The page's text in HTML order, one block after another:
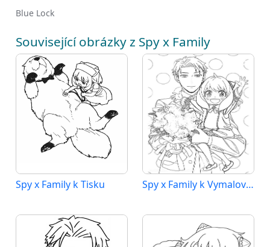
Blue Lock
Související obrázky z Spy x Family
Spy x Family k Tisku Spy x Family k Vymalování